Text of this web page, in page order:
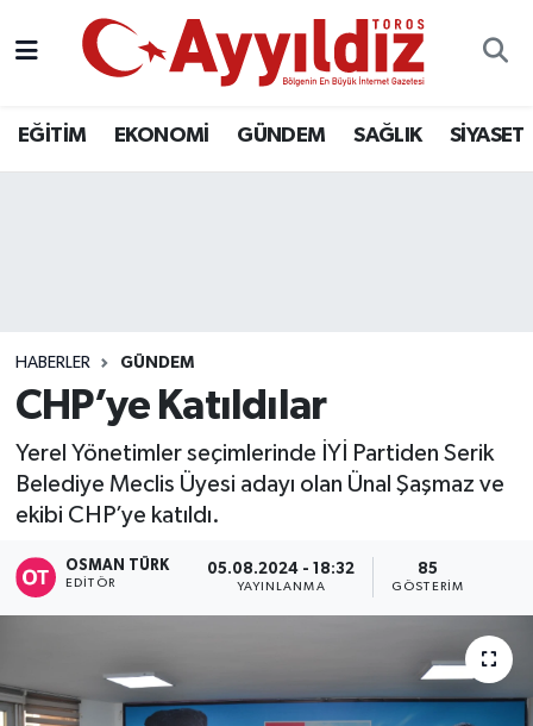
EĞİTİM EKONOMİ GÜNDEM SAĞLIK SİYASET
HABERLER GÜNDEM
CHP’ye Katıldılar
Yerel Yönetimler seçimlerinde İYİ Partiden Serik
Belediye Meclis Üyesi adayı olan Ünal Şaşmaz ve
ekibi CHP’ye katıldı.
OSMAN TÜRK
EDITÖR
05.08.2024 - 18:32
YAYINLANMA
85
GÖSTERIM